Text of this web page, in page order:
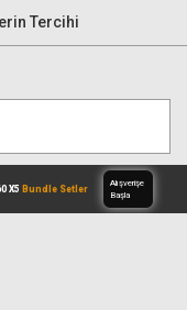
Tercihi